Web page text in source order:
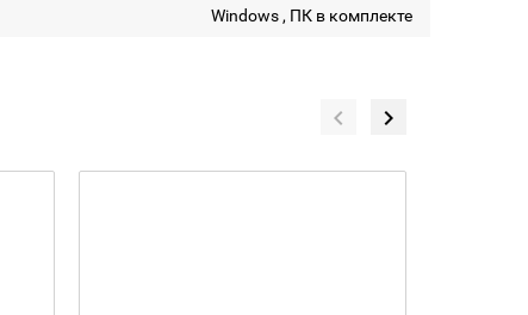
Windows , ПК в комплекте